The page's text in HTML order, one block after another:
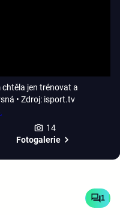
chtěla jen trénovat a
• Zdroj: isport.tv
14
Fotogalerie
1